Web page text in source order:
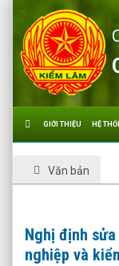
GIỚI THIỆU HỆ
Văn bản
Nghị định
nghiệp và